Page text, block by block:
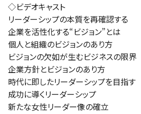
◇ビデオキャスト
リーダーシップの本質を再確認する
企業を活性化する“ビジョン”とは
個人と組織のビジョンのあり方
ビジョンの欠如が生むビジネスの限界
企業方針とビジョンのあり方
時代に即したリーダーシップを目指す
成功に導くリーダーシップ
新たな女性リーダー像の確立